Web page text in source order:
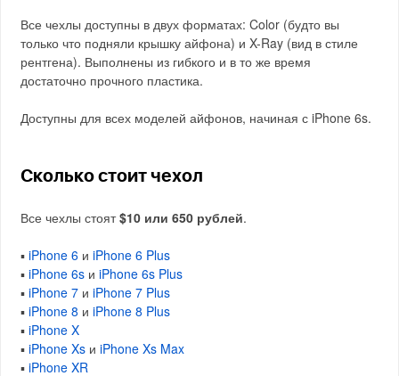
Все чехлы доступны в двух форматах: Color (будто вы
только что подняли крышку айфона) и X-Ray (вид в стиле
рентгена). Выполнены из гибкого и в то же время
достаточно прочного пластика.
Доступны для всех моделей айфонов, начиная с iPhone 6s.
Сколько стоит чехол
Все чехлы стоят$10 или 650 рублей.
▪️iPhone 6 иiPhone 6 Plus
▪️iPhone 6s иiPhone 6s Plus
▪️iPhone 7 иiPhone 7 Plus
▪️iPhone 8 иiPhone 8 Plus
▪️iPhone X
▪️iPhone Xs иiPhone Xs Max
▪️iPhone XR